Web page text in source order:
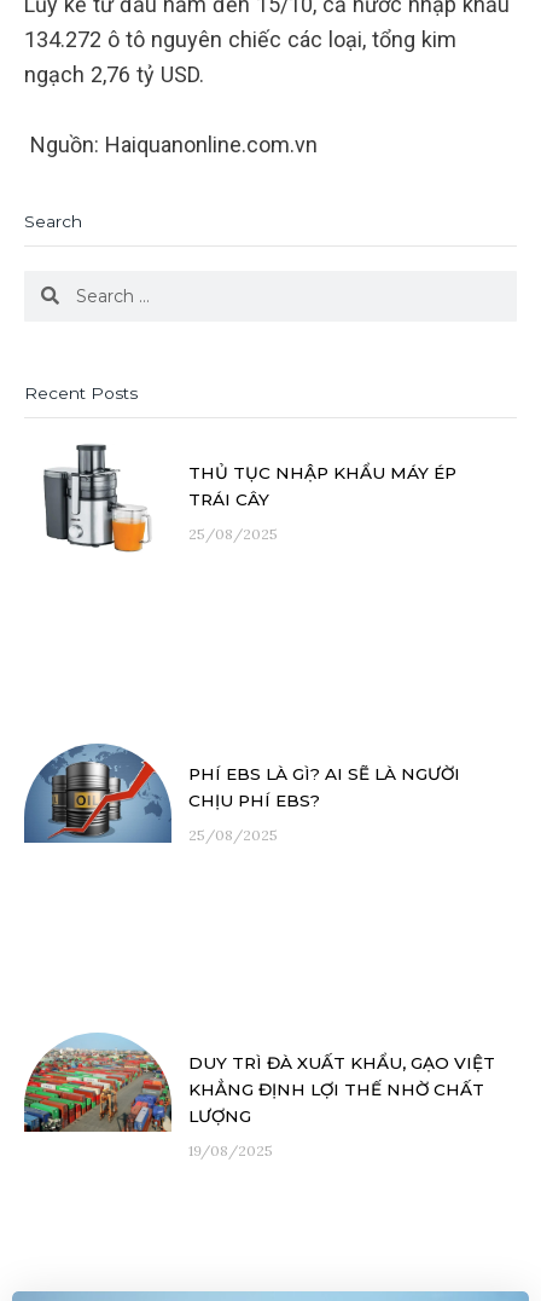
134.272 ô tô nguyên chiếc các loại, tổng kim
ngạch 2,76 tỷ USD.
Nguồn: Haiquanonline.com.vn
Search
Search
Recent Posts
THỦ TỤC NHẬP KHẨU MÁY ÉP
TRÁI CÂY
25/08/2025
PHÍ EBS LÀ GÌ? AI SẼ LÀ NGƯỜI
CHỊU PHÍ EBS?
25/08/2025
DUY TRÌ ĐÀ XUẤT KHẨU, GẠO VIỆT
KHẲNG ĐỊNH LỢI THẾ NHỜ CHẤT
LƯỢNG
19/08/2025